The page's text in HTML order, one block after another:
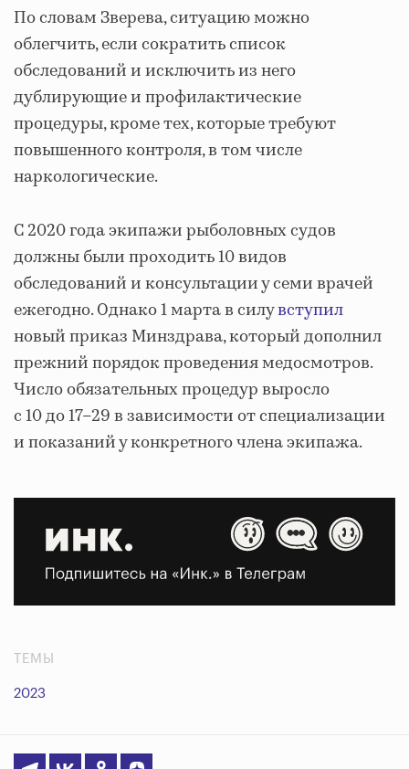
По словам Зверева, ситуацию можно
облегчить, если сократить список
обследований и исключить из него
дублирующие и профилактические
процедуры, кроме тех, которые требуют
повышенного контроля, в том числе
наркологические.
С 2020 года экипажи рыболовных судов
должны были проходить 10 видов
обследований и консультации у семи врачей
ежегодно. Однако 1 марта в силувступил
новый приказ Минздрава, который дополнил
прежний порядок проведения медосмотров.
Число обязательных процедур выросло
с 10 до 17–29 в зависимости от специализации
и показаний у конкретного члена экипажа.
ТЕМЫ
2023